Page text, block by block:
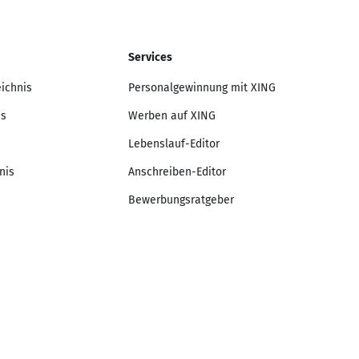
Services
Personalgewinnung mit XING
Werben auf XING
Lebenslauf-Editor
Anschreiben-Editor
Bewerbungsratgeber